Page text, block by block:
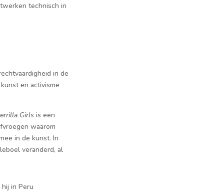
technisch in
in de
en activisme
Girls is een
waarom
in de kunst. In
veranderd, al
in Peru